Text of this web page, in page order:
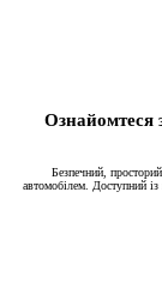
Ознайомтеся
Безпечний,
автомобілем. Доступний